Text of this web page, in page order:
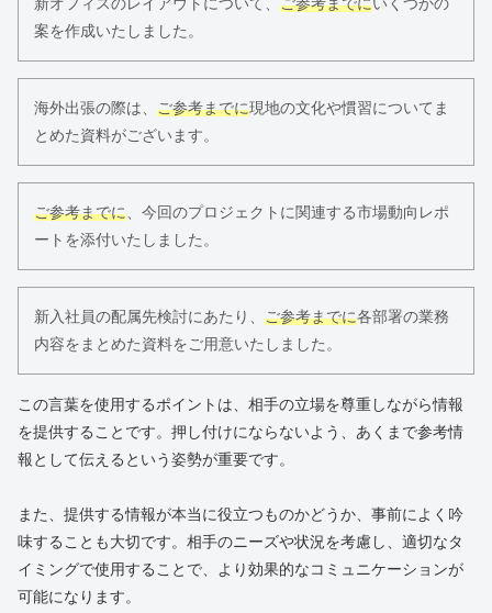
案を作成いたしました。
海外出張の際は、 ご参考までに現地の文化や慣習についてま
とめた資料がございます。
ご参考までに 、今回のプロジェクトに関連する市場動向レポ
ートを添付いたしました。
新入社員の配属先検討にあたり、 ご参考までに各部署の業務
内容をまとめた資料をご用意いたしました。
この言葉を使用するポイントは、相手の立場を尊重しながら情報
を提供することです。押し付けにならないよう、あくまで参考情
報として伝えるという姿勢が重要です。
また、提供する情報が本当に役立つものかどうか、事前によく吟
味することも大切です。相手のニーズや状況を考慮し、適切なタ
イミングで使用することで、より効果的なコミュニケーションが
可能になります。